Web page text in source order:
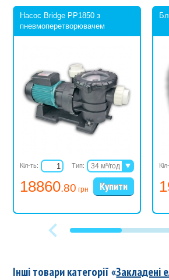
Насос Bridge PP1850 з
пневмоперетворювачем
18860.80 грн
Кіл-ть: Тип:
34 м³/год
38 м³/год
Інші товари категорії «Закладені